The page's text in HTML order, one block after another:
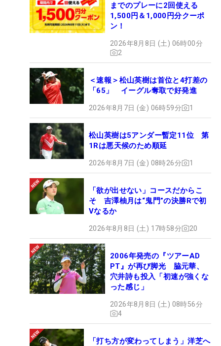
までのプレーに2回使える
1,500円＆1,000円分クーポ
ン！
2026年8月8日 (土) 06時00分
2
＜速報＞松山英樹は首位と4打差の
「65」 イーグル奪取で好発進
2026年8月7日 (金) 06時59分 1
松山英樹は5アンダー暫定11位 第
1Rは悪天候のため順延
2026年8月7日 (金) 08時26分 1
「欲が出せない」コースだからこ
そ 吉澤柚月は“鬼門”の決勝Rで初
Vなるか
2026年8月8日 (土) 17時58分 20
2006年発売の『ツアーAD
PT』が再び脚光 脇元華、
穴井詩も投入「初速が強くな
った感じ」
2026年8月8日 (土) 08時56分
4
「打ち方が変わってしまう」洋芝へ